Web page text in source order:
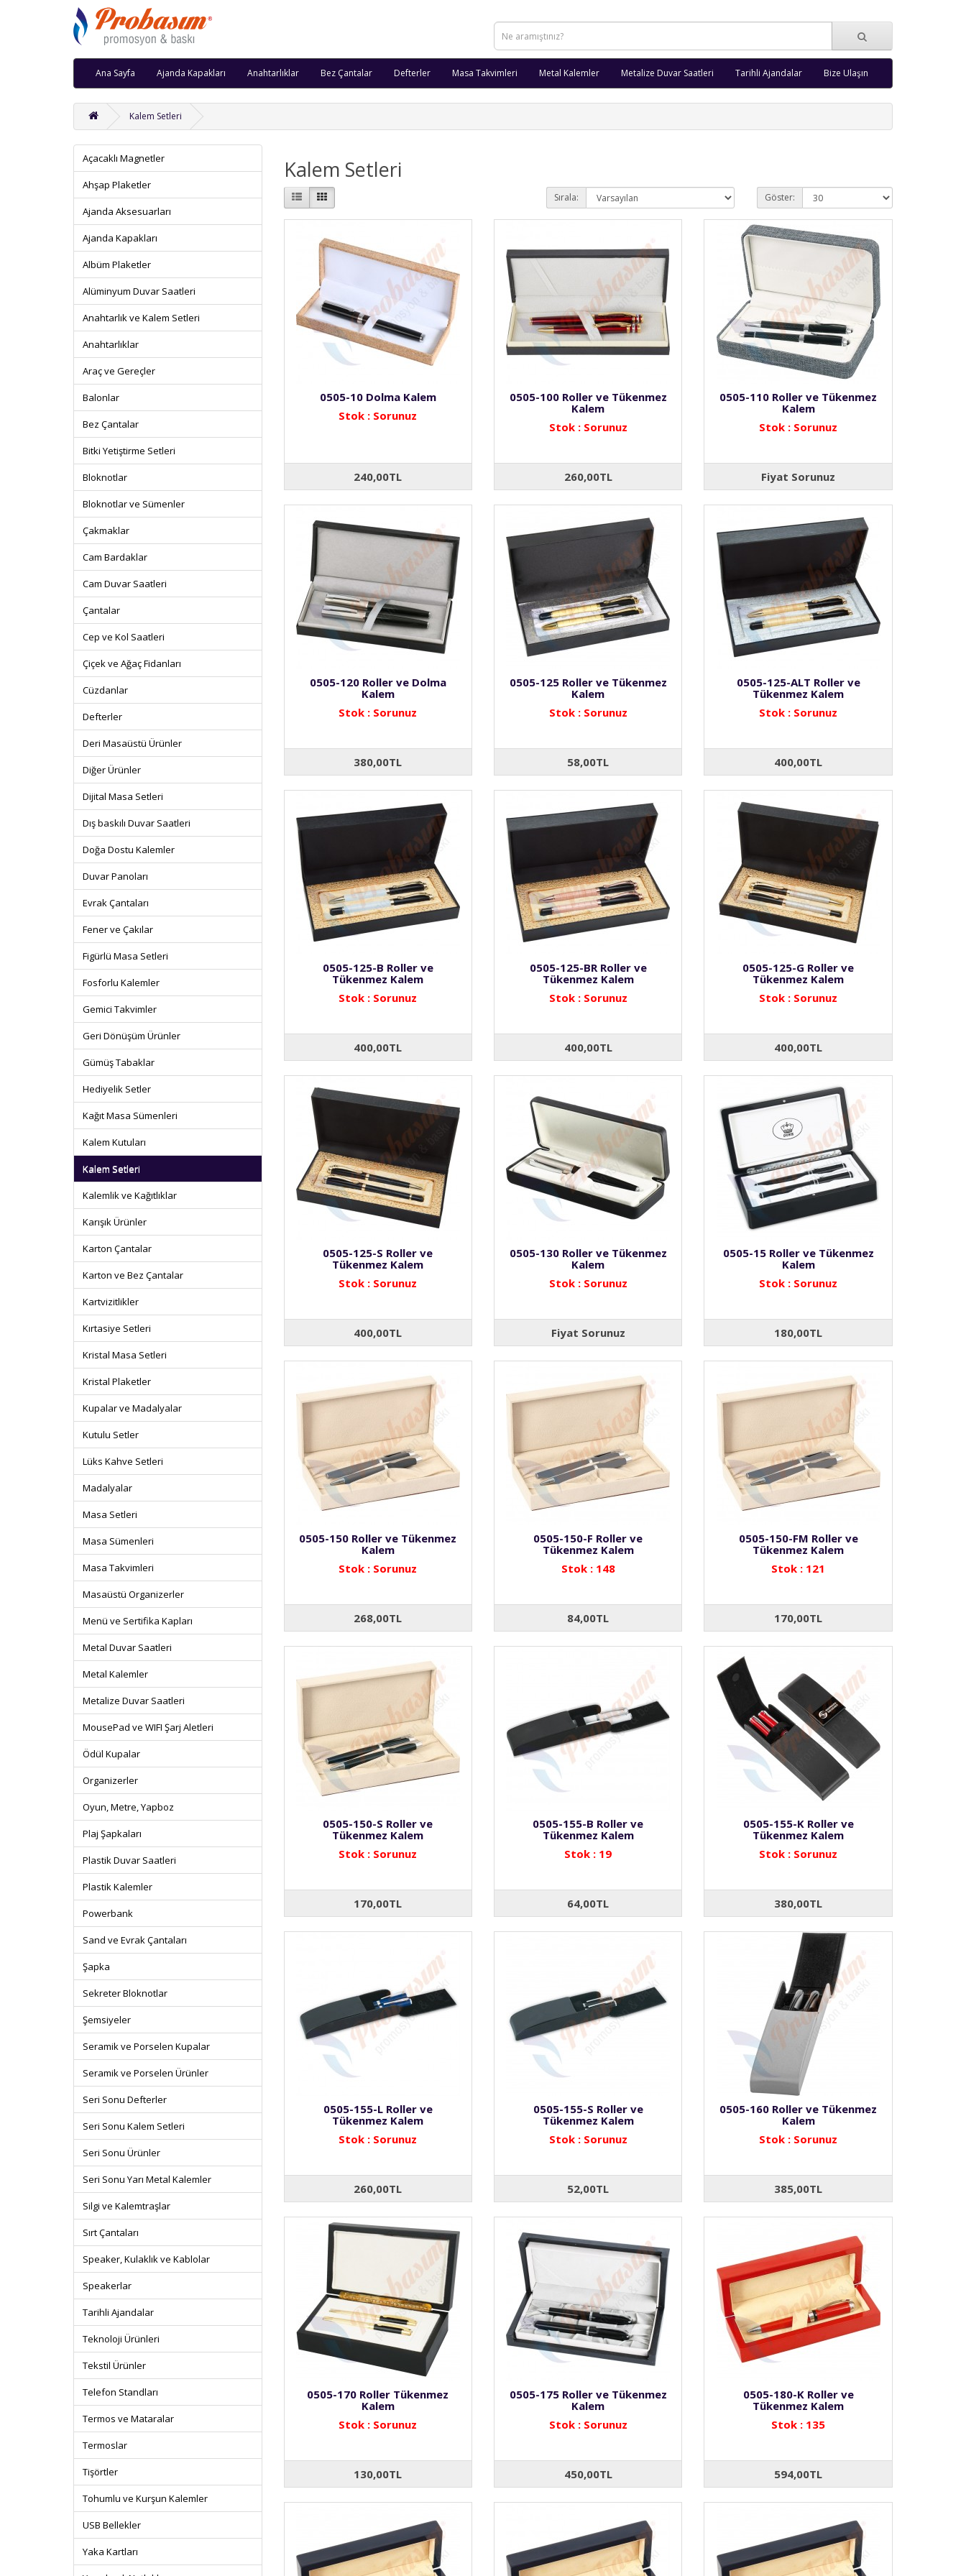
Ana Sayfa Ajanda Kapakları Anahtarlıklar Bez Çantalar Defterler Masa Takvimleri Metal Kalemler Metalize Duvar Saatleri Tarihli Ajandalar Bize Ulaşın
Kalem Setleri
Açacaklı Magnetler
Ahşap Plaketler
Ajanda Aksesuarları
Ajanda Kapakları
Albüm Plaketler
Alüminyum Duvar Saatleri
Anahtarlık ve Kalem Setleri
Anahtarlıklar
Araç ve Gereçler
Balonlar
Bez Çantalar
Bitki Yetiştirme Setleri
Bloknotlar
Bloknotlar ve Sümenler
Çakmaklar
Cam Bardaklar
Cam Duvar Saatleri
Çantalar
Cep ve Kol Saatleri
Çiçek ve Ağaç Fidanları
Cüzdanlar
Defterler
Deri Masaüstü Ürünler
Diğer Ürünler
Dijital Masa Setleri
Dış baskılı Duvar Saatleri
Doğa Dostu Kalemler
Duvar Panoları
Evrak Çantaları
Fener ve Çakılar
Figürlü Masa Setleri
Fosforlu Kalemler
Gemici Takvimler
Geri Dönüşüm Ürünler
Gümüş Tabaklar
Hediyelik Setler
Kağıt Masa Sümenleri
Kalem Kutuları
Kalem Setleri
Kalemlik ve Kağıtlıklar
Karışık Ürünler
Karton Çantalar
Karton ve Bez Çantalar
Kartvizitlikler
Kırtasiye Setleri
Kristal Masa Setleri
Kristal Plaketler
Kupalar ve Madalyalar
Kutulu Setler
Lüks Kahve Setleri
Madalyalar
Masa Setleri
Masa Sümenleri
Masa Takvimleri
Masaüstü Organizerler
Menü ve Sertifika Kapları
Metal Duvar Saatleri
Metal Kalemler
Metalize Duvar Saatleri
MousePad ve WIFI Şarj Aletleri
Ödül Kupalar
Organizerler
Oyun, Metre, Yapboz
Plaj Şapkaları
Plastik Duvar Saatleri
Plastik Kalemler
Powerbank
Sand ve Evrak Çantaları
Şapka
Sekreter Bloknotlar
Şemsiyeler
Seramik ve Porselen Kupalar
Seramik ve Porselen Ürünler
Seri Sonu Defterler
Seri Sonu Kalem Setleri
Seri Sonu Ürünler
Seri Sonu Yarı Metal Kalemler
Silgi ve Kalemtraşlar
Sırt Çantaları
Speaker, Kulaklık ve Kablolar
Speakerlar
Tarihli Ajandalar
Teknoloji Ürünleri
Tekstil Ürünler
Telefon Standları
Termos ve Mataralar
Termoslar
Tişörtler
Tohumlu ve Kurşun Kalemler
USB Bellekler
Yaka Kartları
Kalem Setleri
Sırala: Göster:
0505-10 Dolma Kalem
Stok : Sorunuz
240,00TL
0505-100 Roller ve Tükenmez
Kalem
Stok : Sorunuz
260,00TL
0505-110 Roller ve Tükenmez
Kalem
Stok : Sorunuz
Fiyat Sorunuz
0505-120 Roller ve Dolma
Kalem
Stok : Sorunuz
380,00TL
0505-125 Roller ve Tükenmez
Kalem
Stok : Sorunuz
58,00TL
0505-125-ALT Roller ve
Tükenmez Kalem
Stok : Sorunuz
400,00TL
0505-125-B Roller ve
Tükenmez Kalem
Stok : Sorunuz
400,00TL
0505-125-BR Roller ve
Tükenmez Kalem
Stok : Sorunuz
400,00TL
0505-125-G Roller ve
Tükenmez Kalem
Stok : Sorunuz
400,00TL
0505-125-S Roller ve
Tükenmez Kalem
Stok : Sorunuz
400,00TL
0505-130 Roller ve Tükenmez
Kalem
Stok : Sorunuz
Fiyat Sorunuz
0505-15 Roller ve Tükenmez
Kalem
Stok : Sorunuz
180,00TL
0505-150 Roller ve Tükenmez
Kalem
Stok : Sorunuz
268,00TL
0505-150-F Roller ve
Tükenmez Kalem
Stok : 148
84,00TL
0505-150-FM Roller ve
Tükenmez Kalem
Stok : 121
170,00TL
0505-150-S Roller ve
Tükenmez Kalem
Stok : Sorunuz
170,00TL
0505-155-B Roller ve
Tükenmez Kalem
Stok : 19
64,00TL
0505-155-K Roller ve
Tükenmez Kalem
Stok : Sorunuz
380,00TL
0505-155-L Roller ve
Tükenmez Kalem
Stok : Sorunuz
260,00TL
0505-155-S Roller ve
Tükenmez Kalem
Stok : Sorunuz
52,00TL
0505-160 Roller ve Tükenmez
Kalem
Stok : Sorunuz
385,00TL
0505-170 Roller Tükenmez
Kalem
Stok : Sorunuz
130,00TL
0505-175 Roller ve Tükenmez
Kalem
Stok : Sorunuz
450,00TL
0505-180-K Roller ve
Tükenmez Kalem
Stok : 135
594,00TL